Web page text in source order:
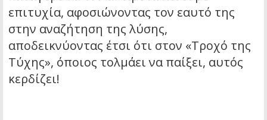
επιτυχία, αφοσιώνοντας τον εαυτό της
στην αναζήτηση της λύσης,
αποδεικνύοντας έτσι ότι στον «Τροχό της
Τύχης», όποιος τολμάει να παίξει, αυτός
κερδίζει!